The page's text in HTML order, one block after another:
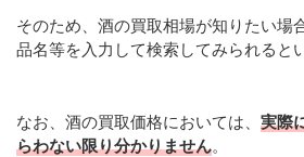
そのため、酒の買取相場が知りたい場
品名等を入力して検索してみられると
なお、酒の買取価格においては、 実際
らわない限り分かりません。